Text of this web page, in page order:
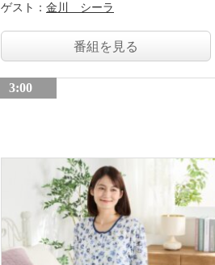
ゲスト： 金川 シーラ
番組を見る
3:00